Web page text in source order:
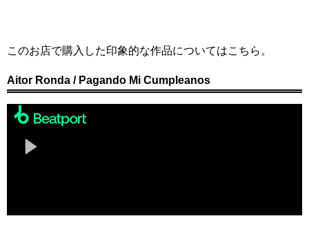
このお店で購入した印象的な作品についてはこちら。
Aitor Ronda / Pagando Mi Cumpleanos